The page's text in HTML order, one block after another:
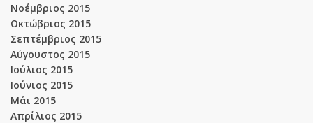
Νοέμβριος 2015
Οκτώβριος 2015
Σεπτέμβριος 2015
Αύγουστος 2015
Ιούλιος 2015
Ιούνιος 2015
Μάι 2015
Απρίλιος 2015